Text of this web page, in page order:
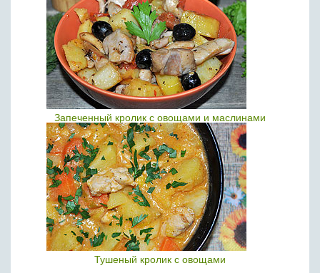
Запеченный кролик с овощами и маслинами
Тушеный кролик с овощами